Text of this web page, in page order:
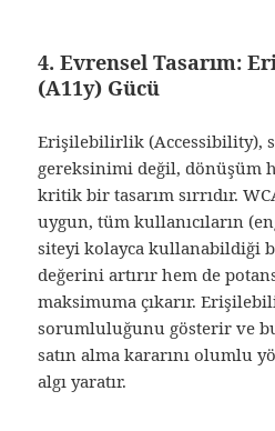
4. Evrensel Tasarım:
(A11y) Gücü
Erişilebilirlik (Accessibility),
gereksinimi değil, dönüşüm
kritik bir tasarım sırrıdır.
uygun, tüm kullanıcıların
siteyi kolayca kullanabildiği
değerini artırır hem de
maksimuma çıkarır.
sorumluluğunu gösterir ve
satın alma kararını olumlu
algı yaratır.